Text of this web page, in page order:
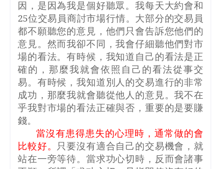
因，是因為我是個好聽眾。我每天大約會和
25位交易員商討市場行情。大部分的交易員
都不願聽您的意見，他們只會告訴您他們的
意見。然而我卻不同，我會仔細聽他們對市
場的看法。有時候，我知道自己的看法是正
確的，那麼我就會依照自己的看法從事交
易。有時候，我知道別人的交易進行的非常
成功，那麼我就會聽從他人的意見。我不在
乎我對市場的看法正確與否，重要的是要賺
錢。
當沒有患得患失的心理時，通常做的會
比較好。
只要沒有適合自己的交易機會，就
站在一旁等待。當求功心切時，反而會諸事